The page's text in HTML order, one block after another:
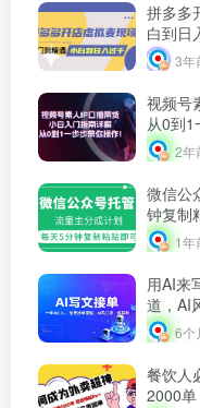
拼多多
白到日
3年
视频号
从0到1
2年
微信公
钟复制
1年
用AI来
道，AI
6个
餐饮人
2000